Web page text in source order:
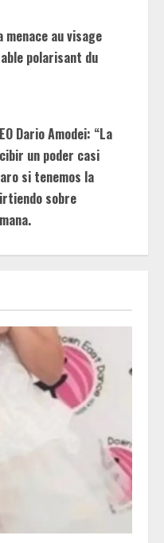
au visage
polarisant du
Dario Amodei: “La
un poder casi
si tenemos la
sobre